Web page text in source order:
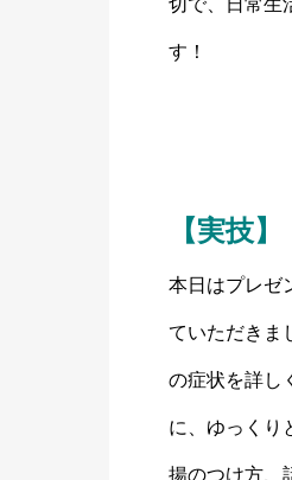
切で、日常生
す！
【実技】
本日はプレゼ
ていただきま
の症状を詳し
に、ゆっくり
揚のつけ方、